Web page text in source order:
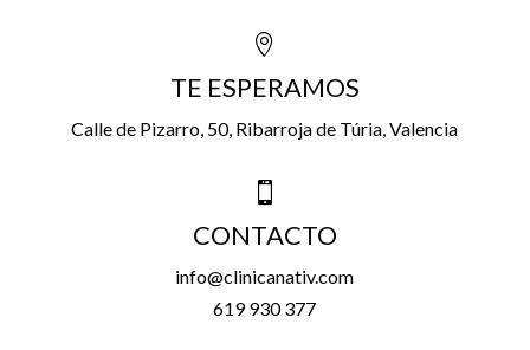

TE ESPERAMOS
Calle de Pizarro, 50, Ribarroja de Túria, Valencia

CONTACTO
info@clinicanativ.com
619 930 377